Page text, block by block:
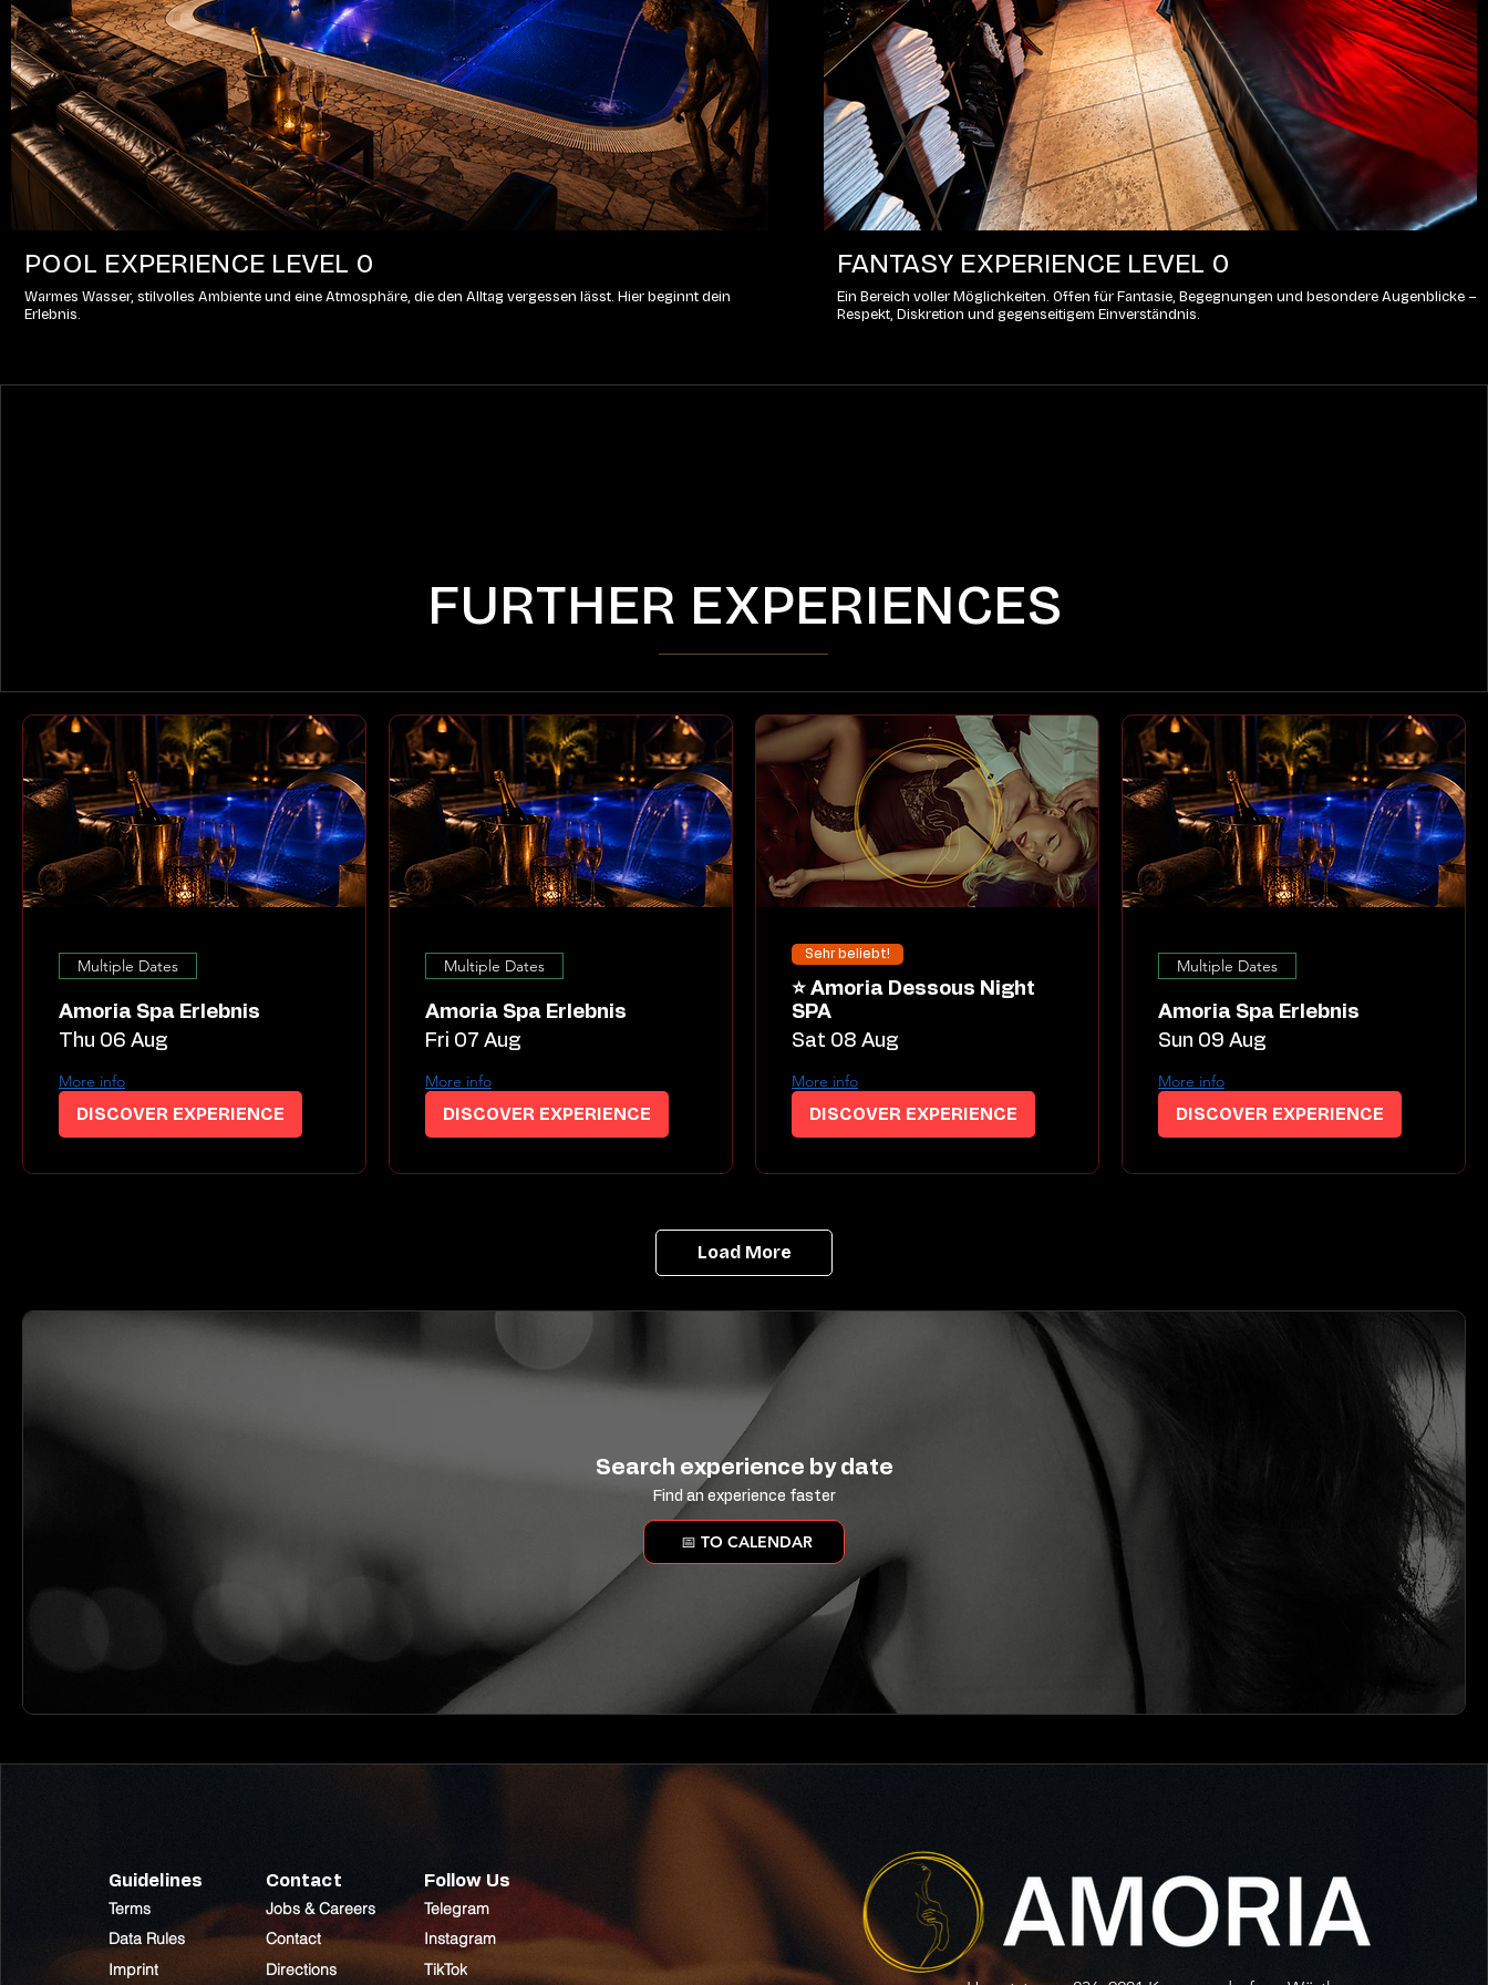
FURTHER EXPERIENCES
POOL EXPERIENCE LEVEL 0
Warmes Wasser, stilvolles Ambiente und eine Atmosphäre, die den Alltag vergessen lässt. Hier beginnt dein
Erlebnis.
FANTASY EXPERIENCE LEVEL 0
Ein Bereich voller Möglichkeiten. Offen für Fantasie, Begegnungen und besondere Augenblicke –
Respekt, Diskretion und gegenseitigem Einverständnis.
Multiple Dates
Amoria Spa Erlebnis
Thu 06 Aug
More info
DISCOVER EXPERIENCE
Multiple Dates
Amoria Spa Erlebnis
Fri 07 Aug
More info
DISCOVER EXPERIENCE
Sehr beliebt!
⭐ Amoria Dessous Night
SPA
Sat 08 Aug
More info
DISCOVER EXPERIENCE
Multiple Dates
Amoria Spa Erlebnis
Sun 09 Aug
More info
DISCOVER EXPERIENCE
Load More
Search experience by date
Find an experience faster
📅 TO CALENDAR
Guidelines
Terms
Data Rules
Imprint
Contact
Jobs & Careers
Contact
Directions
Follow Us
Telegram
Instagram
TikTok